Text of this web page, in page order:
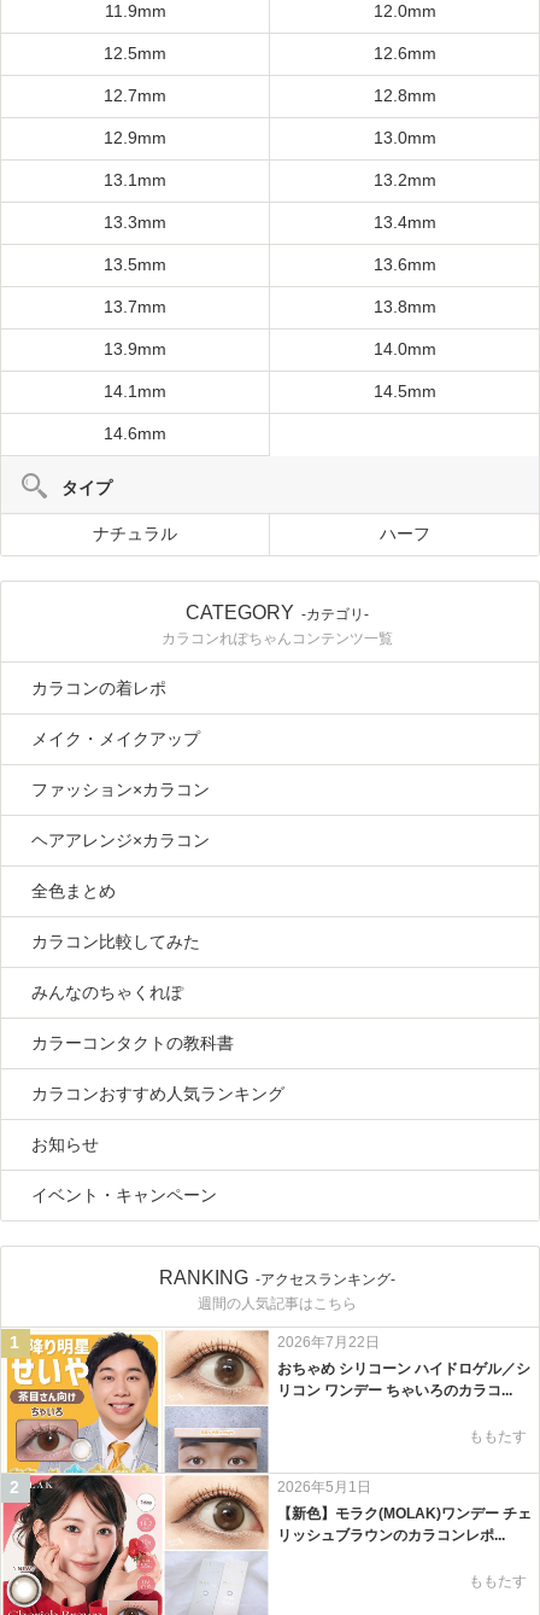
11.9mm 12.0mm
12.5mm 12.6mm
12.7mm 12.8mm
12.9mm 13.0mm
13.1mm 13.2mm
13.3mm 13.4mm
13.5mm 13.6mm
13.7mm 13.8mm
13.9mm 14.0mm
14.1mm 14.5mm
14.6mm
タイプ
ナチュラル ハーフ
CATEGORY -カテゴリ-
カラコンれぽちゃんコンテンツ一覧
カラコンの着レポ
メイク・メイクアップ
ファッション×カラコン
ヘアアレンジ×カラコン
全色まとめ
カラコン比較してみた
みんなのちゃくれぽ
カラーコンタクトの教科書
カラコンおすすめ人気ランキング
お知らせ
イベント・キャンペーン
RANKING -アクセスランキング-
週間の人気記事はこちら
1
2026年7月22日
おちゃめ シリコーン ハイドロゲル／シ
リコン ワンデー ちゃいろのカラコ...
ももたす
2
2026年5月1日
【新色】モラク(MOLAK)ワンデー チェ
リッシュブラウンのカラコンレポ...
ももたす